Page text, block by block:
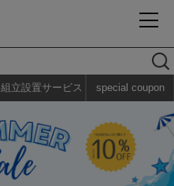
組立設置サービス special coupon